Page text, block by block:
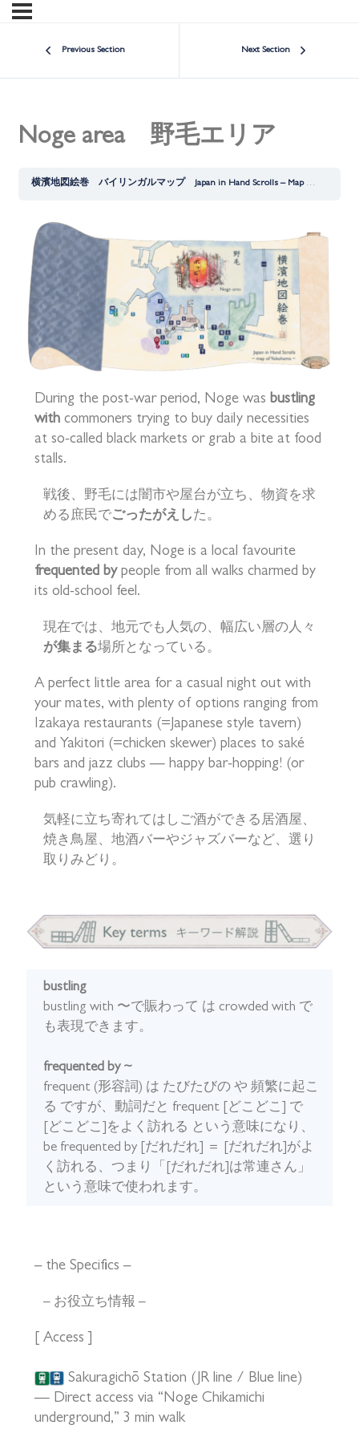
Previous Section Next Section
Noge area 野毛エリア
横濱地図絵巻 バイリンガルマップ Japan in Hand Scrolls – Map of Yokohama
During the post-war period, Noge wasbustling
with commoners trying to buy daily necessities
at so-called black markets or grab a bite at food
stalls.
戦後、野毛には闇市や屋台が立ち、物資を求
める庶民でごったがえした。
In the present day, Noge is a local favourite
frequented bypeople from all walks charmed by
its old-school feel.
現在では、地元でも人気の、幅広い層の人々
が集まる場所となっている。
A perfect little area for a casual night out with
your mates, with plenty of options ranging from
Izakaya restaurants (=Japanese style tavern)
and Yakitori (=chicken skewer) places to saké
bars and jazz clubs — happy bar-hopping! (or
pub crawling).
気軽に立ち寄れてはしご酒ができる居酒屋、
焼き鳥屋、地酒バーやジャズバーなど、選り
取りみどり。
bustling
bustling with 〜で賑わって は crowded with で
も表現できます。
frequented by ~
frequent (形容詞) は たびたびの や 頻繁に起こ
る ですが、動詞だと frequent [どこどこ] で
[どこどこ]をよく訪れる という意味になり、
be frequented by [だれだれ] ＝ [だれだれ]がよ
く訪れる、つまり「[だれだれ]は常連さん」
という意味で使われます。
– the Specifics –
– お役立ち情報 –
[ Access ]
Sakuragichō Station (JR line / Blue line)
— Direct access via “Noge Chikamichi
underground,” 3 min walk